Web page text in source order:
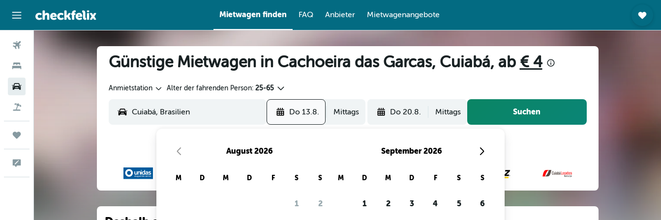
Mietwagen finden FAQ Anbieter Mietwagenangebote
Günstige Mietwagen in Cachoeira das Garcas, Cuiabá, ab € 4
Anmietstation Alter der fahrenden Person: 25-65
Do 13.8. Mittags Do 20.8. Mittags Suchen
August 2026
M D M D F S S
1 2
September 2026
M D M D F S S
1 2 3 4 5 6